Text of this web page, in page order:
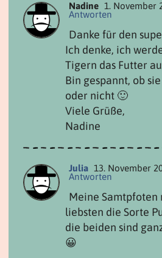
Nadine 1. November
Antworten
Danke für den
Ich denke, ich
Tigern das Futter
Bin gespannt, ob
oder nicht 🙂
Viele Grüße,
Nadine
Julia 13. November
Antworten
Meine Samtpfoten
liebsten die Sorte
die beiden sind
😀